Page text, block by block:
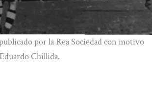
por la Rea Sociedad con motivo
Chillida.